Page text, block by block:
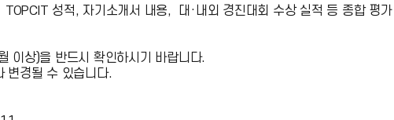
성적, 자기소개서 내용, 대·내외 경진대회 수상 실적 등 종합 평가
이상)을 반드시 확인하시기 바랍니다.
변경될 수 있습니다.